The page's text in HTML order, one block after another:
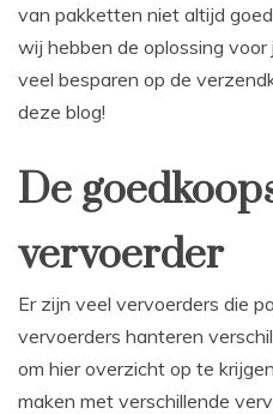
van pakketten niet altijd
wij hebben de oplossing
veel besparen op de
deze blog!
De
vervoerder
Er zijn veel vervoerders die
vervoerders hanteren
om hier overzicht op te
maken met verschillende